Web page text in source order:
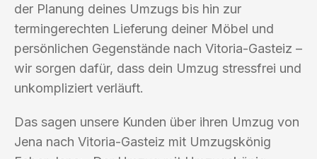
der Planung deines Umzugs bis hin zur
termingerechten Lieferung deiner Möbel und
persönlichen Gegenstände nach Vitoria-Gasteiz –
wir sorgen dafür, dass dein Umzug stressfrei und
unkompliziert verläuft.
Das sagen unsere Kunden über ihren Umzug von
Jena nach Vitoria-Gasteiz mit Umzugskönig